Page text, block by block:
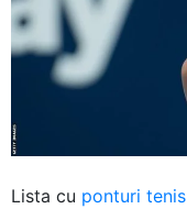
Lista cu ponturi tenis